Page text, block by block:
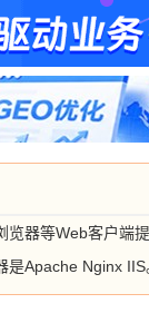
器等Web客户端
Apache Nginx IIS